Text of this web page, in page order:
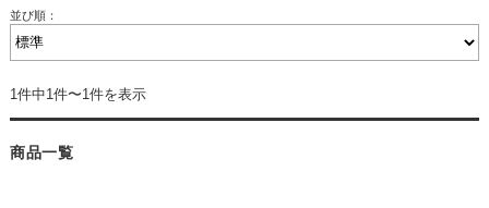
並び順：
1件中1件〜1件を表示
商品一覧